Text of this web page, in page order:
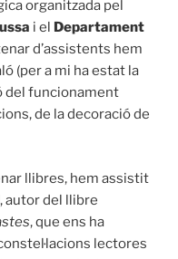
organitzada pel
i el Departament
d’assistents hem
(per a mi ha estat la
del funcionament
de la decoració de
llibres, hem assistit
, autor del llibre
, que ens ha
lectores